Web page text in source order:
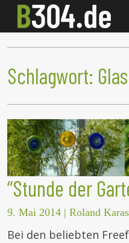
Schlagwort:
“Stunde der
9. Mai 2014 | Roland
Bei den beliebten